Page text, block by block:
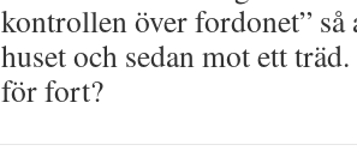
kontrollen över fordonet”
huset och sedan mot ett
för fort?